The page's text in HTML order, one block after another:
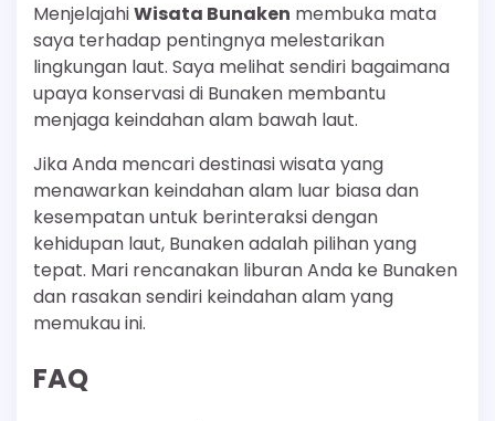
MenjelajahiWisata Bunaken membuka mata
saya terhadap pentingnya melestarikan
lingkungan laut. Saya melihat sendiri bagaimana
upaya konservasi di Bunaken membantu
menjaga keindahan alam bawah laut.
Jika Anda mencari destinasi wisata yang
menawarkan keindahan alam luar biasa dan
kesempatan untuk berinteraksi dengan
kehidupan laut, Bunaken adalah pilihan yang
tepat. Mari rencanakan liburan Anda ke Bunaken
dan rasakan sendiri keindahan alam yang
memukau ini.
FAQ